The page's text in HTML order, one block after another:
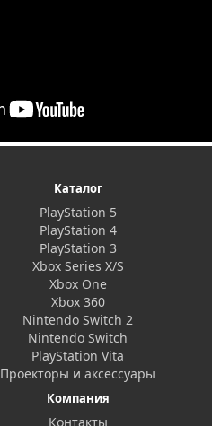
Каталог
PlayStation 5
PlayStation 4
PlayStation 3
Xbox Series X/S
Xbox One
Xbox 360
Nintendo Switch 2
Nintendo Switch
PlayStation Vita
Проекторы и аксессуары
Компания
Контакты